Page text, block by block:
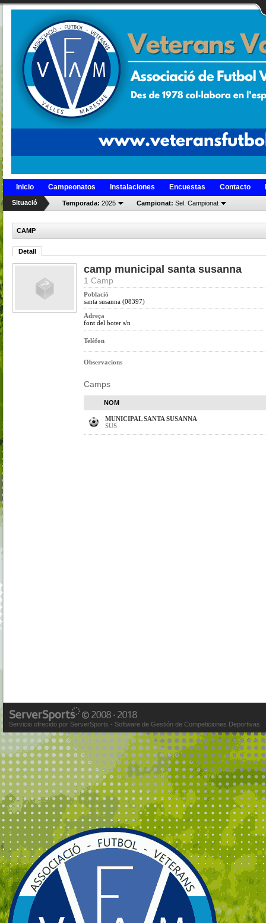
Inicio Campeonatos Instalaciones Encuestas Contacto
Situació Temporada: 2025 Campionat: Sel. Campionat
CAMP
Detall
camp municipal santa susanna
1 Camp
Població
santa susanna (08397)
Adreça
font del boter s/n
Telèfon
Observacions
Camps
NOM
MUNICIPAL SANTA SUSANNA
SUS
Servicio ofrecido por ServerSports - Software de Gestión de Competiciones Deportivas